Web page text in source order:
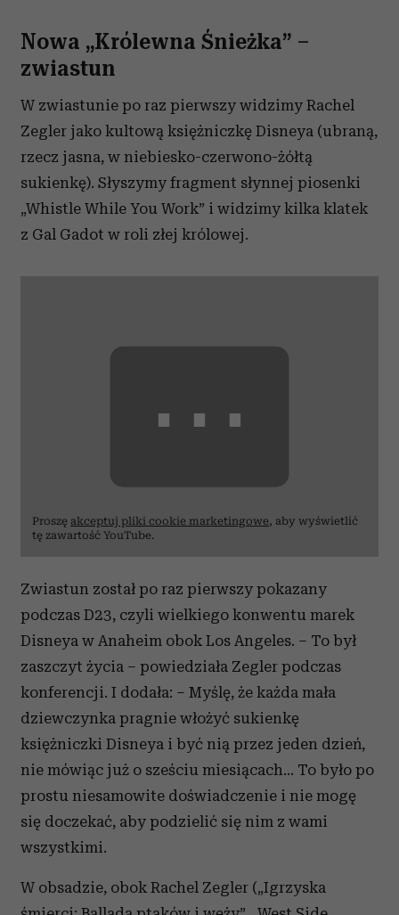
Nowa „Królewna Śnieżka” –
zwiastun
W zwiastunie po raz pierwszy widzimy Rachel
Zegler jako kultową księżniczkę Disneya (ubraną,
rzecz jasna, w niebiesko-czerwono-żółtą
sukienkę). Słyszymy fragment słynnej piosenki
„Whistle While You Work” i widzimy kilka klatek
z Gal Gadot w roli złej królowej.
⋯
Proszę akceptuj pliki cookie marketingowe, aby wyświetlić
tę zawartość YouTube.
Zwiastun został po raz pierwszy pokazany
podczas D23, czyli wielkiego konwentu marek
Disneya w Anaheim obok Los Angeles. – To był
zaszczyt życia – powiedziała Zegler podczas
konferencji. I dodała: – Myślę, że każda mała
dziewczynka pragnie włożyć sukienkę
księżniczki Disneya i być nią przez jeden dzień,
nie mówiąc już o sześciu miesiącach… To było po
prostu niesamowite doświadczenie i nie mogę
się doczekać, aby podzielić się nim z wami
wszystkimi.
W obsadzie, obok Rachel Zegler („Igrzyska